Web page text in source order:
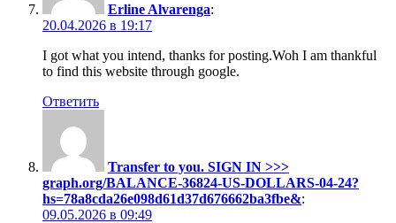
Erline Alvarenga:
20.04.2026 в 19:17
I got what you intend, thanks for posting.Woh I am thankful
to find this website through google.
Ответить
Transfer to you. SIGN IN >>>
graph.org/BALANCE-36824-US-DOLLARS-04-24?
hs=78a8cda26e098d61d37d676662ba3fbe&:
09.05.2026 в 09:49